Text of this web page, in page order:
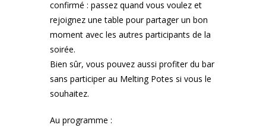
confirmé : passez quand vous voulez et
rejoignez une table pour partager un bon
moment avec les autres participants de la
soirée.
Bien sûr, vous pouvez aussi profiter du bar
sans participer au Melting Potes si vous le
souhaitez.
Au programme :